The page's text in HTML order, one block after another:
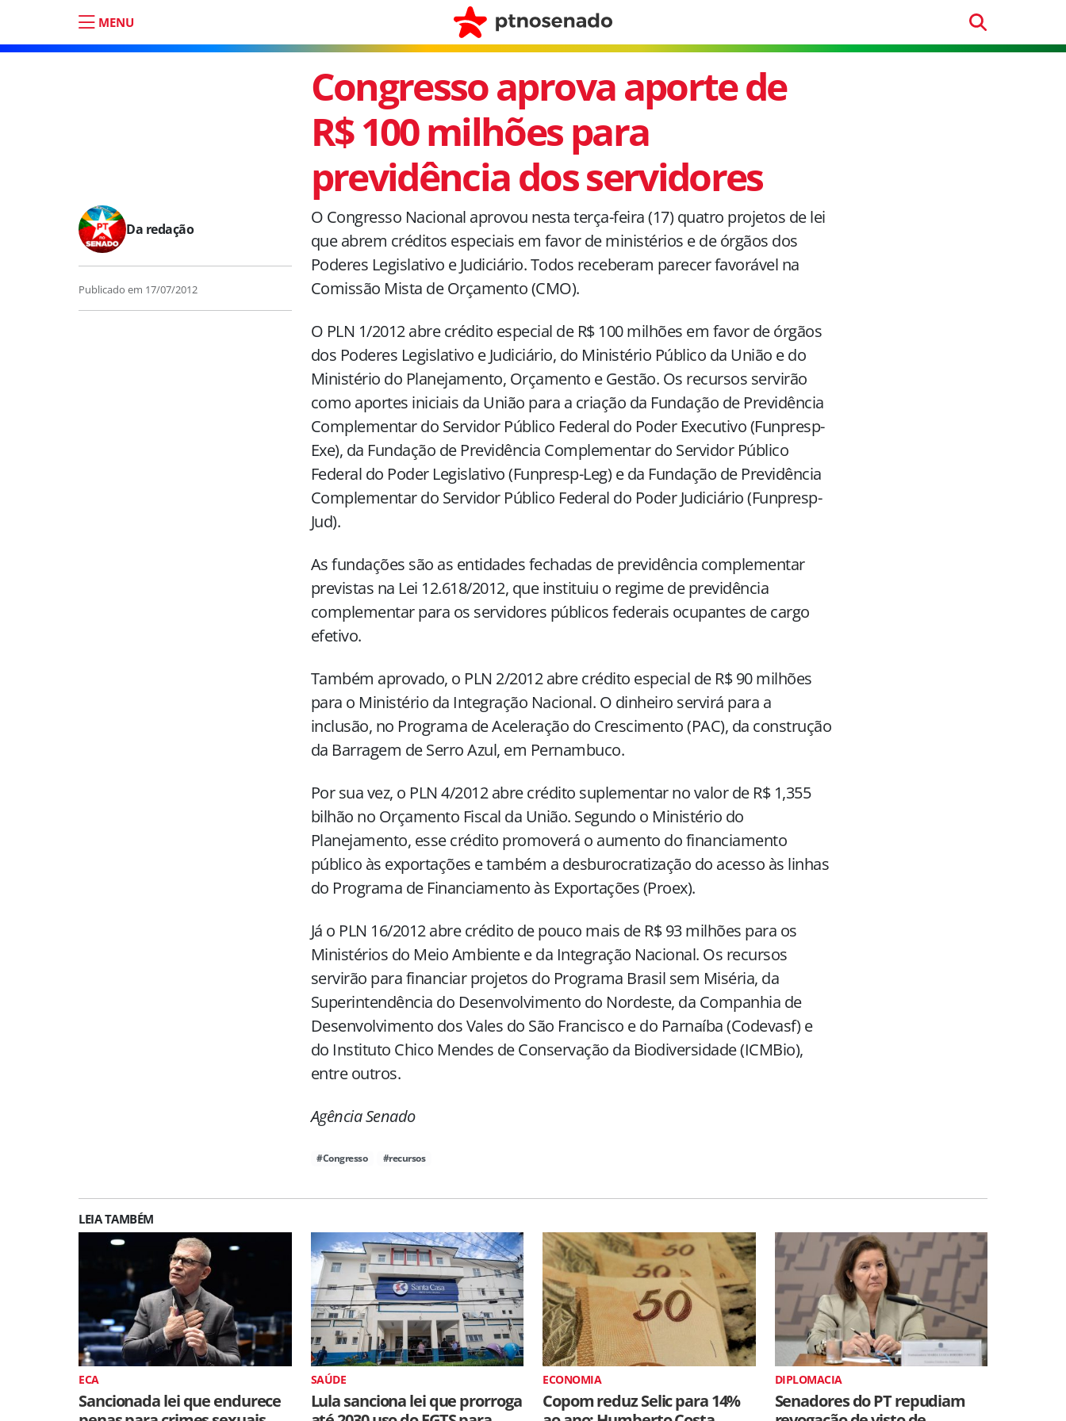
MENU
Congresso aprova aporte de
R$ 100 milhões para
previdência dos servidores
Da redação
Publicado em 17/07/2012
O Congresso Nacional aprovou nesta terça-feira (17) quatro projetos de lei
que abrem créditos especiais em favor de ministérios e de órgãos dos
Poderes Legislativo e Judiciário. Todos receberam parecer favorável na
Comissão Mista de Orçamento (CMO).
O PLN 1/2012 abre crédito especial de R$ 100 milhões em favor de órgãos
dos Poderes Legislativo e Judiciário, do Ministério Público da União e do
Ministério do Planejamento, Orçamento e Gestão. Os recursos servirão
como aportes iniciais da União para a criação da Fundação de Previdência
Complementar do Servidor Público Federal do Poder Executivo (Funpresp-
Exe), da Fundação de Previdência Complementar do Servidor Público
Federal do Poder Legislativo (Funpresp-Leg) e da Fundação de Previdência
Complementar do Servidor Público Federal do Poder Judiciário (Funpresp-
Jud).
As fundações são as entidades fechadas de previdência complementar
previstas na Lei 12.618/2012, que instituiu o regime de previdência
complementar para os servidores públicos federais ocupantes de cargo
efetivo.
Também aprovado, o PLN 2/2012 abre crédito especial de R$ 90 milhões
para o Ministério da Integração Nacional. O dinheiro servirá para a
inclusão, no Programa de Aceleração do Crescimento (PAC), da construção
da Barragem de Serro Azul, em Pernambuco.
Por sua vez, o PLN 4/2012 abre crédito suplementar no valor de R$ 1,355
bilhão no Orçamento Fiscal da União. Segundo o Ministério do
Planejamento, esse crédito promoverá o aumento do financiamento
público às exportações e também a desburocratização do acesso às linhas
do Programa de Financiamento às Exportações (Proex).
Já o PLN 16/2012 abre crédito de pouco mais de R$ 93 milhões para os
Ministérios do Meio Ambiente e da Integração Nacional. Os recursos
servirão para financiar projetos do Programa Brasil sem Miséria, da
Superintendência do Desenvolvimento do Nordeste, da Companhia de
Desenvolvimento dos Vales do São Francisco e do Parnaíba (Codevasf) e
do Instituto Chico Mendes de Conservação da Biodiversidade (ICMBio),
entre outros.
Agência Senado
#Congresso #recursos
LEIA TAMBÉM
ECA
Sancionada lei que endurece
SAÚDE
Lula sanciona lei que prorroga
ECONOMIA
Copom reduz Selic para 14%
DIPLOMACIA
Senadores do PT repudiam